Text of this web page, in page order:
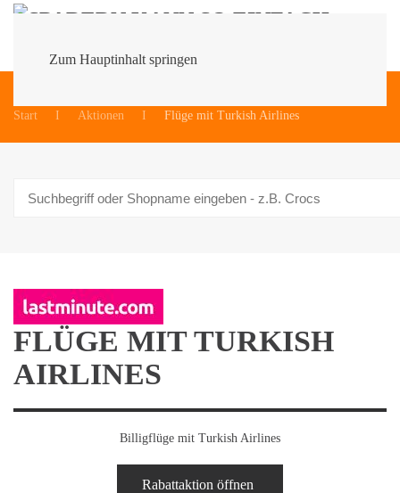
Zum Hauptinhalt springen
Start
Aktionen Flüge mit Turkish Airlines
FLÜGE MIT TURKISH
AIRLINES
Billigflüge mit Turkish Airlines
Rabattaktion öffnen